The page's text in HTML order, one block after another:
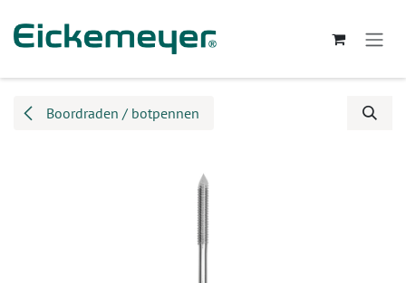
Boordraden / botpennen